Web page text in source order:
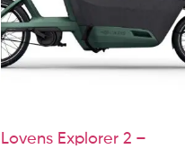
Lovens Explorer 2 –